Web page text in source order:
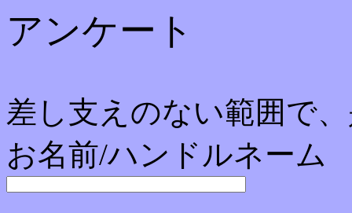
アンケート
差し支えのない範囲で
お名前/ハンドルネーム